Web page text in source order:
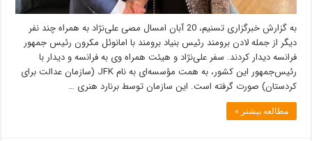
به گزارش خبرگزاری تسنیم، 20 آبان امسال مصی علی‌نژاد به همراه چند نفر
دیگر از جمله لادن برومند رئیس بنیاد برومند با امانوئل مکرون رئیس جمهور
فرانسه دیدار کردند. سفر علی‌نژاد و هیئت همراه وی به فرانسه و دیدار با
رئیس‌جمهور این کشور، به همت مؤسسه‌ای به نام JFK (سازمان عدالت برای
کردستان) صورت گرفته است. این سازمان توسط برنارد هنری …
مطالعه بیشتر »